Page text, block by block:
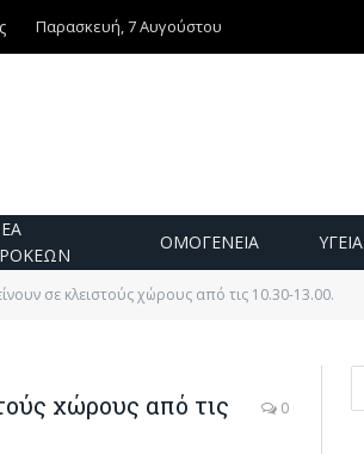
Παρασκευή, 7 Αυγούστου
ΟΜΟΓΕΝΕΙΑ ΥΓΕΙΑ
σε κλειστούς χώρους από τις 10.30-13.00.
χώρους από τις
0